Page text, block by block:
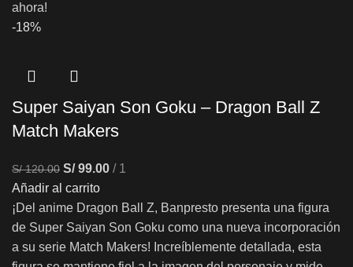
ahora!
-18%
Super Saiyan Son Goku – Dragon Ball Z
Match Makers
S/120.00 S/99.00
1
Añadir al carrito
¡Del anime Dragon Ball Z, Banpresto presenta una figura
de Super Saiyan Son Goku como una nueva incorporación
a su serie Match Makers! Increíblemente detallada, esta